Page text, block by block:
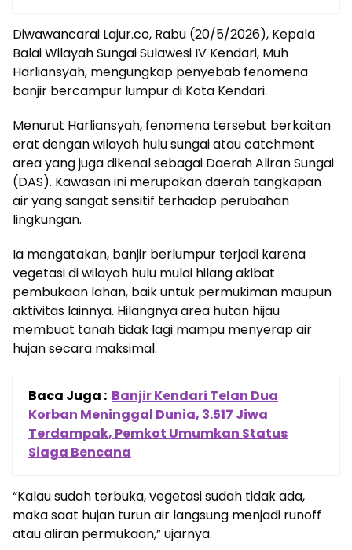
Diwawancarai Lajur.co, Rabu (20/5/2026), Kepala
Balai Wilayah Sungai Sulawesi IV Kendari, Muh
Harliansyah, mengungkap penyebab fenomena
banjir bercampur lumpur di Kota Kendari.
Menurut Harliansyah, fenomena tersebut berkaitan
erat dengan wilayah hulu sungai atau catchment
area yang juga dikenal sebagai Daerah Aliran Sungai
(DAS). Kawasan ini merupakan daerah tangkapan
air yang sangat sensitif terhadap perubahan
lingkungan.
Ia mengatakan, banjir berlumpur terjadi karena
vegetasi di wilayah hulu mulai hilang akibat
pembukaan lahan, baik untuk permukiman maupun
aktivitas lainnya. Hilangnya area hutan hijau
membuat tanah tidak lagi mampu menyerap air
hujan secara maksimal.
Baca Juga : Banjir Kendari Telan Dua
Korban Meninggal Dunia, 3.517 Jiwa
Terdampak, Pemkot Umumkan Status
Siaga Bencana
“Kalau sudah terbuka, vegetasi sudah tidak ada,
maka saat hujan turun air langsung menjadi runoff
atau aliran permukaan,” ujarnya.